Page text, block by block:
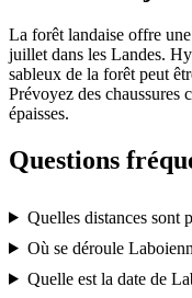
La forêt landaise offre
juillet dans les Landes.
sableux de la forêt peut
Prévoyez des chaussures
épaisses.
Questions
Quelles distances sont
Où se déroule
Quelle est la date de